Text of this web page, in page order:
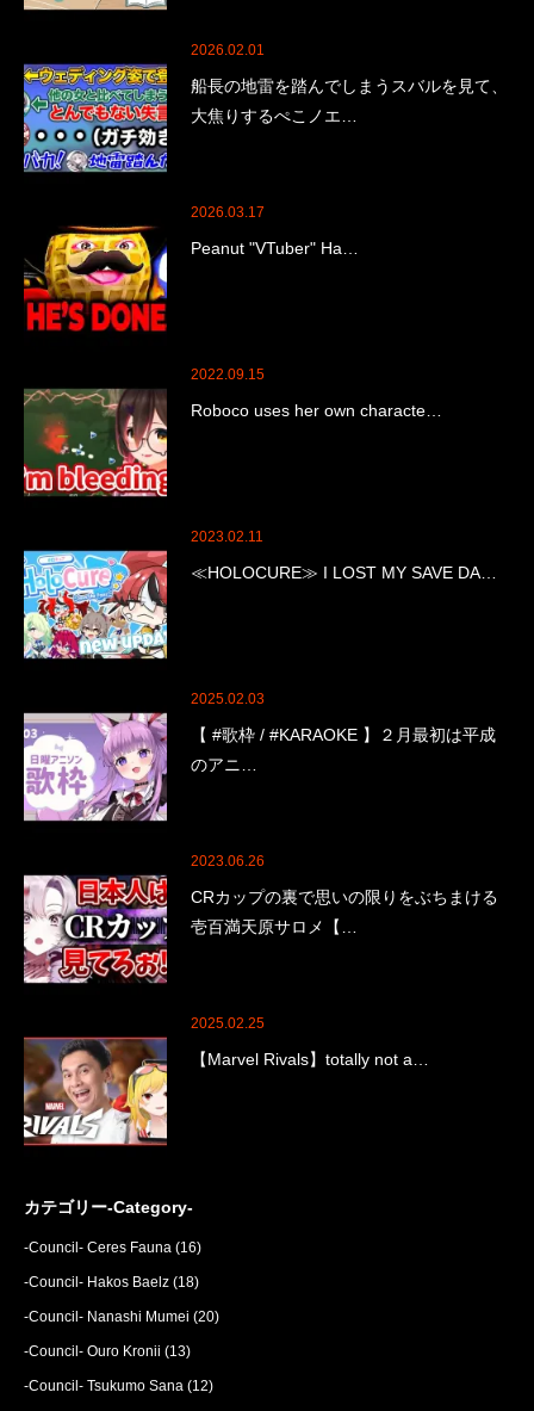
2026.02.01
船長の地雷を踏んでしまうスバルを見て、
大焦りするぺこノエ…
2026.03.17
Peanut "VTuber" Ha…
2022.09.15
Roboco uses her own characte…
2023.02.11
≪HOLOCURE≫ I LOST MY SAVE DA…
2025.02.03
【 #歌枠 / #KARAOKE 】２月最初は平成
のアニ…
2023.06.26
CRカップの裏で思いの限りをぶちまける
壱百満天原サロメ【…
2025.02.25
【Marvel Rivals】totally not a…
カテゴリー-Category-
-Council- Ceres Fauna (16)
-Council- Hakos Baelz (18)
-Council- Nanashi Mumei (20)
-Council- Ouro Kronii (13)
-Council- Tsukumo Sana (12)